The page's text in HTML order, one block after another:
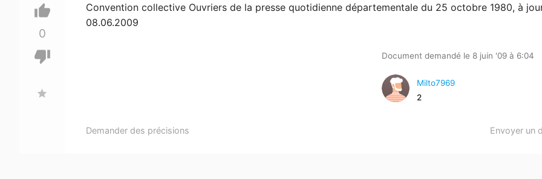
thumb_up
0
thumb_down
star
Convention collective Ouvriers de la presse quotidienne départementale du 25 octobre 1980, à
08.06.2009
Document demandé le 8 juin '09 à 6:04
Milto7969
2
Demander des précisions Envoyer un